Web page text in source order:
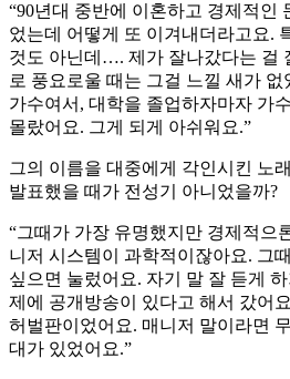
“90년대 중반에 이혼하고 경제적인
었는데 어떻게 또 이겨내더라고요.
것도 아닌데…. 제가 잘나갔다는 걸
로 풍요로울 때는 그걸 느낄 새가
가수여서, 대학을 졸업하자마자 가
몰랐어요. 그게 되게 아쉬워요.”
그의 이름을 대중에게 각인시킨 노
발표했을 때가 전성기 아니었을까?
“그때가 가장 유명했지만 경제적으
니저 시스템이 과학적이잖아요. 그
싶으면 눌렀어요. 자기 말 잘 듣게
제에 공개방송이 있다고 해서 갔어
허벌판이었어요. 매니저 말이라면
대가 있었어요.”